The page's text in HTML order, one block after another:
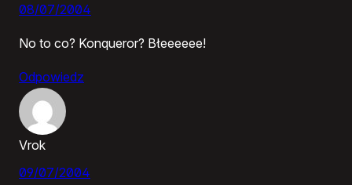
08/07/2004
No to co? Konqueror? Błeeeeee!
Odpowiedz
Vrok
09/07/2004